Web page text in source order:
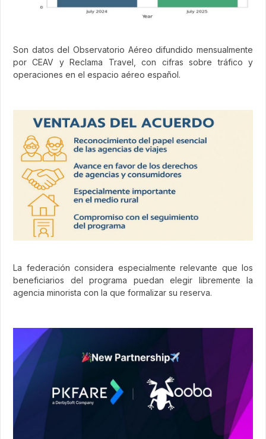
Son datos del Observatorio Aéreo difundido mensualmente
por CEAV y Reclama Travel, con cifras sobre tráfico y
operaciones en el espacio aéreo español.
La federación considera especialmente relevante que los
beneficiarios del programa puedan elegir libremente la
agencia minorista con la que formalizar su reserva.